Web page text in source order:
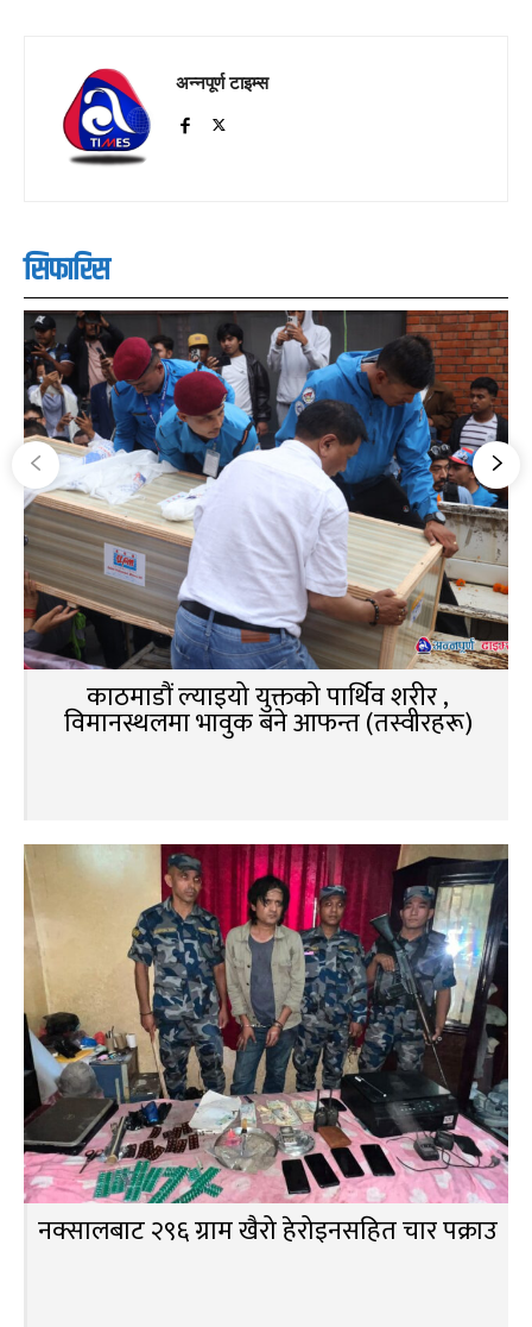
अन्नपूर्ण टाइम्स
सिफारिस
काठमाडौं ल्याइयो युक्तको पार्थिव शरीर ,
विमानस्थलमा भावुक बने आफन्त (तस्वीरहरू)
नक्सालबाट २९६ ग्राम खैरो हेरोइनसहित चार पक्राउ